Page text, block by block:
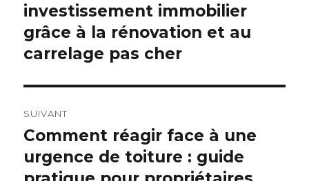
l’article
précédente :
investissement immobilier
grâce à la rénovation et au
carrelage pas cher
SUIVANT
Publication
suivante :
Comment réagir face à une
urgence de toiture : guide